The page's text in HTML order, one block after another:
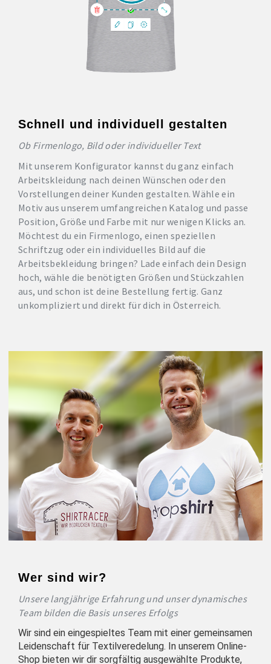
Schnell und individuell gestalten
Ob Firmenlogo, Bild oder individueller Text
Mit unserem Konfigurator kannst du ganz einfach
Arbeitskleidung nach deinen Wünschen oder den
Vorstellungen deiner Kunden gestalten. Wähle ein
Motiv aus unserem umfangreichen Katalog und passe
Position, Größe und Farbe mit nur wenigen Klicks an.
Möchtest du ein Firmenlogo, einen speziellen
Schriftzug oder ein individuelles Bild auf die
Arbeitsbekleidung bringen? Lade einfach dein Design
hoch, wähle die benötigten Größen und Stückzahlen
aus, und schon ist deine Bestellung fertig. Ganz
unkompliziert und direkt für dich in Österreich.
Wer sind wir?
Unsere langjährige Erfahrung und unser dynamisches
Team bilden die Basis unseres Erfolgs
Wir sind ein eingespieltes Team mit einer gemeinsamen
Leidenschaft für Textilveredelung. In unserem Online-
Shop bieten wir dir sorgfältig ausgewählte Produkte,